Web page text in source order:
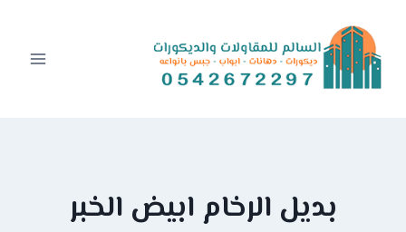
content
بديل الرخام ابيض الخبر